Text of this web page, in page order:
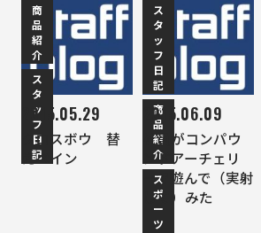
商
品
紹
介
ス
タ
ッ
フ
日
記
2015.05.29
クロスボウ 替
えベイン
ス
タ
ッ
フ
日
記
商
品
紹
介
ス
ポ
ー
ツ
2015.06.09
社員がコンパウ
ンドアーチェリ
ーで遊んで（実射
して）みた